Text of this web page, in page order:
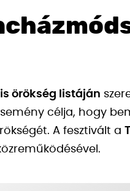
örökség listáján
célja, hogy
A fesztivált a